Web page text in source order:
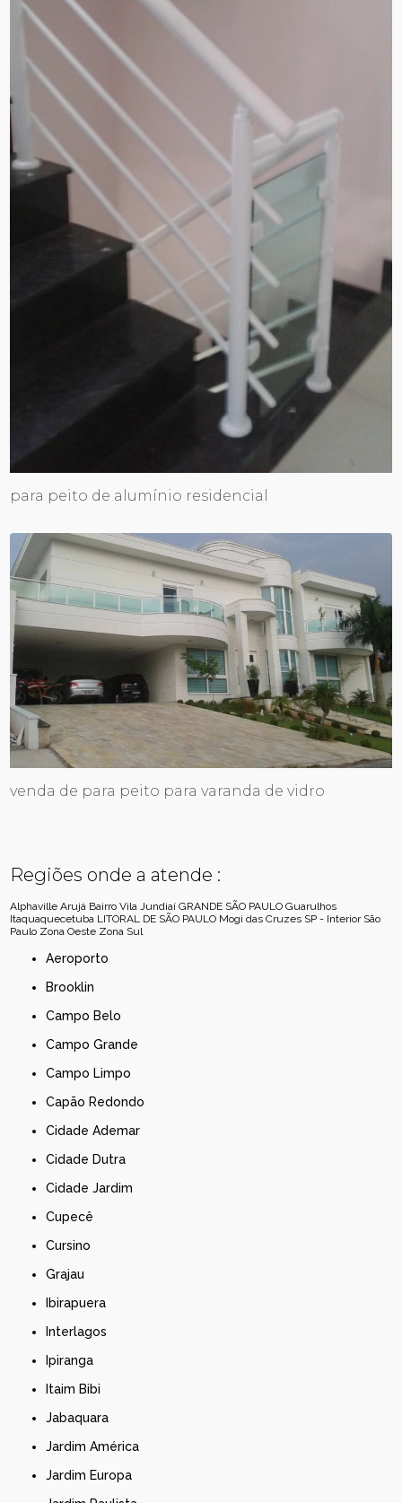
para peito de alumínio residencial
venda de para peito para varanda de vidro
Regiões onde a atende :
Alphaville Arujá Bairro Vila Jundiaí GRANDE SÃO PAULO Guarulhos
Itaquaquecetuba LITORAL DE SÃO PAULO Mogi das Cruzes SP - Interior São
Paulo Zona Oeste Zona Sul
Aeroporto
Brooklin
Campo Belo
Campo Grande
Campo Limpo
Capão Redondo
Cidade Ademar
Cidade Dutra
Cidade Jardim
Cupecê
Cursino
Grajau
Ibirapuera
Interlagos
Ipiranga
Itaim Bibi
Jabaquara
Jardim América
Jardim Europa